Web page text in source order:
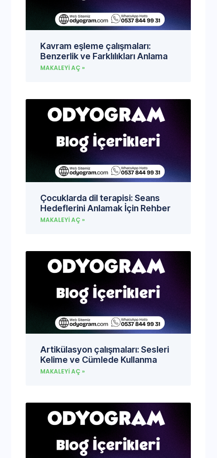
Kavram eşleme çalışmaları:
Benzerlik ve Farklılıkları Anlama
MAKALEYI AÇ »
Çocuklarda dil terapisi: Seans
Hedeflerini Anlamak İçin Rehber
MAKALEYI AÇ »
Artikülasyon çalışmaları: Sesleri
Kelime ve Cümlede Kullanma
MAKALEYI AÇ »